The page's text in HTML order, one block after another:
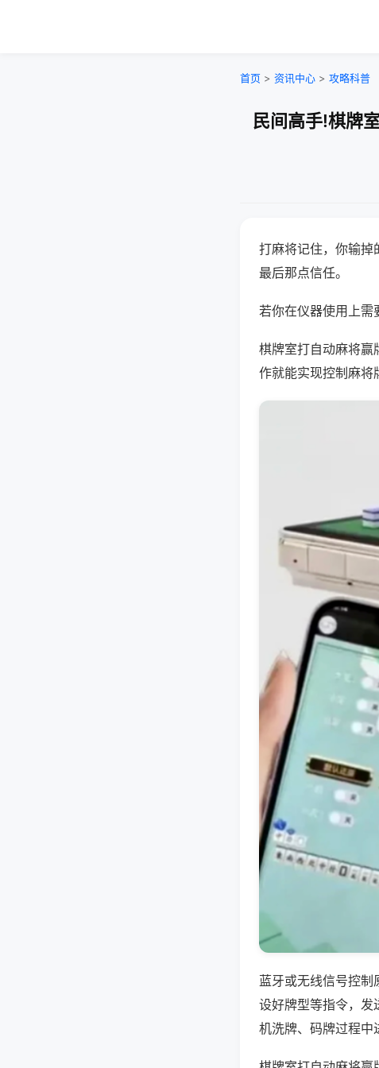
首页 > 资讯中心 > 攻略科普
民间高手!棋牌
打麻将记住，你输掉
最后那点信任。
若你在仪器使用上需
棋牌室打自动麻将赢
作就能实现控制麻将
蓝牙或无线信号控
设好牌型等指令，发
机洗牌、码牌过程中